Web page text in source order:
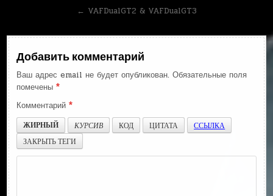
← VAFDualGT2 & VAFDualGT3
Добавить комментарий
Ваш адрес email не будет опубликован. Обязательные поля
помечены*
Комментарий*
ЖИРНЫЙ
КУРСИВ КОД ЦИТАТА
ССЫЛКА
ЗАКРЫТЬ ТЕГИ